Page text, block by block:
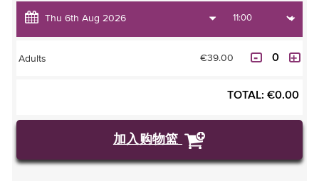
Adults €39.00
TOTAL: €0.00
加入购物篮